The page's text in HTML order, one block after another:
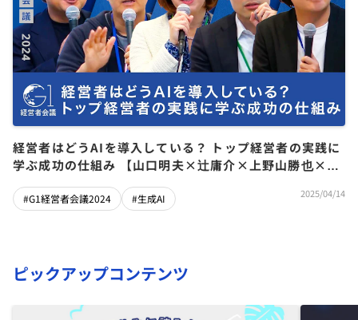
経営者はどうAIを導入している？ トップ経営者の実践に
学ぶ成功の仕組み 【山口明夫×辻庸介×上野山勝也×近
澤良×村上明子】
#G1経営者会議2024 #生成AI 2025/04/14
ピックアップコンテンツ